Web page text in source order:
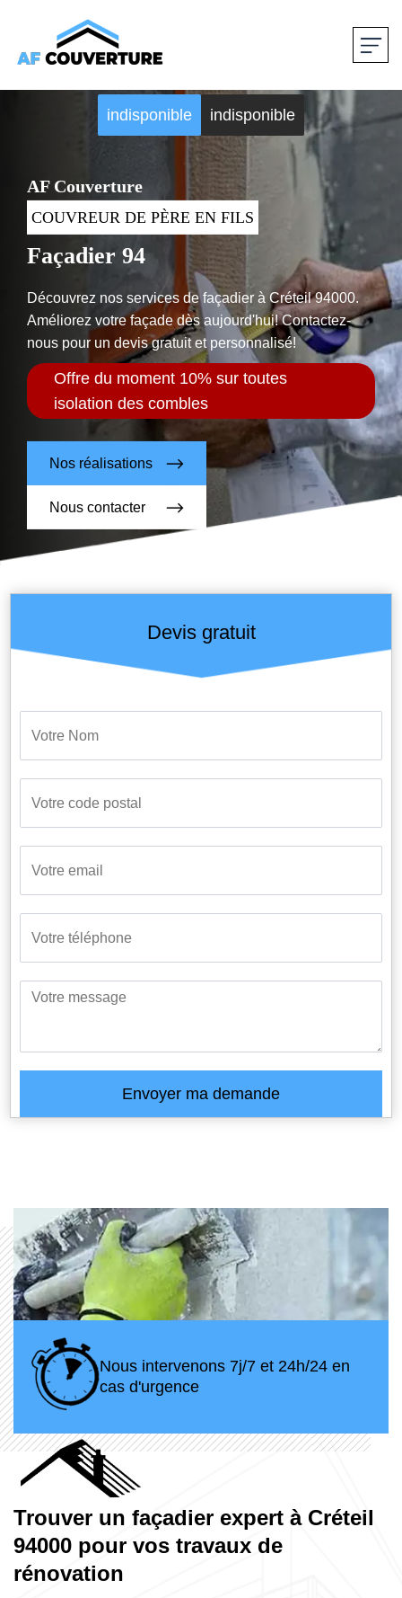
indisponible indisponible
AF Couverture
COUVREUR DE PÈRE EN FILS
Façadier 94
Découvrez nos services de façadier à Créteil 94000.
Améliorez votre façade dès aujourd'hui! Contactez-
nous pour un devis gratuit et personnalisé!
Offre du moment 10% sur toutes
isolation des combles
Nos réalisations
Nous contacter
Devis gratuit
Nous intervenons 7j/7 et 24h/24 en
cas d'urgence
Trouver un façadier expert à Créteil
94000 pour vos travaux de
rénovation